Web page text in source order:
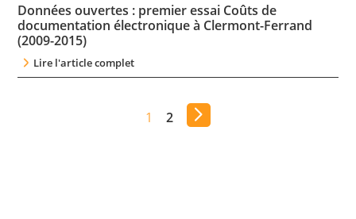
Données ouvertes : premier essai Coûts de
documentation électronique à Clermont-Ferrand
(2009-2015)
Lire l'article complet
1 2